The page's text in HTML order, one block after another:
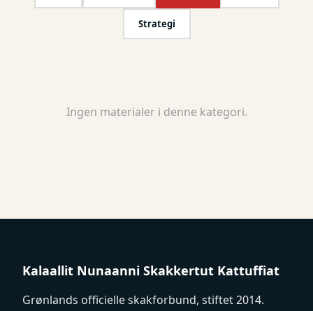
Strategi
Ingen materialer i denne kategori.
Kalaallit Nunaanni Skakkertut Kattuffiat
Grønlands officielle skakforbund, stiftet 2014.